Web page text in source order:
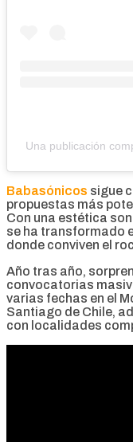
Una publicación
Babasónicos sigue
propuestas más
Con una estética
se ha transformado
donde conviven el
Año tras año,
convocatorias
varias fechas en el
Santiago de Chile,
con localidades